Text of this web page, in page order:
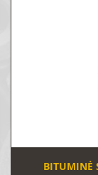
BITUMINĖ